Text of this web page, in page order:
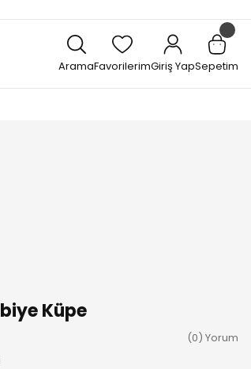
AramaFavorilerimGiriş YapSepetim
Küpe
(0) Yorum